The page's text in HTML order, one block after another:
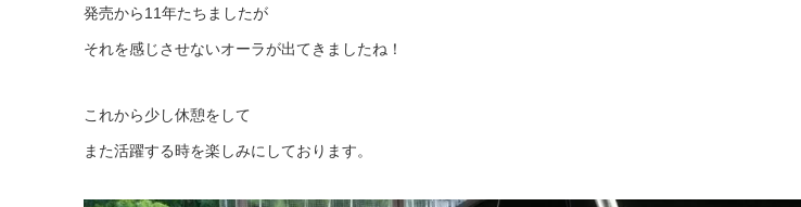
発売から11年たちましたが
それを感じさせないオーラが出てきましたね！
これから少し休憩をして
また活躍する時を楽しみにしております。